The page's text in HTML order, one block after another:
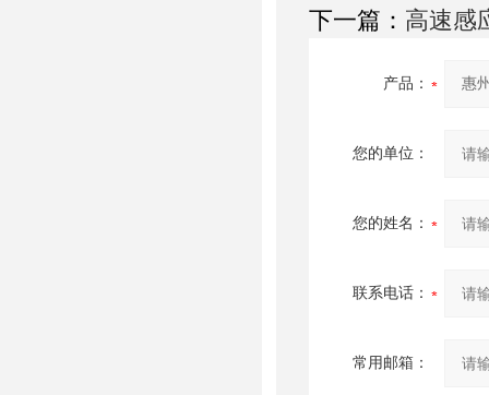
下一篇： 高速感
产品：
您的单位：
您的姓名：
联系电话：
常用邮箱：